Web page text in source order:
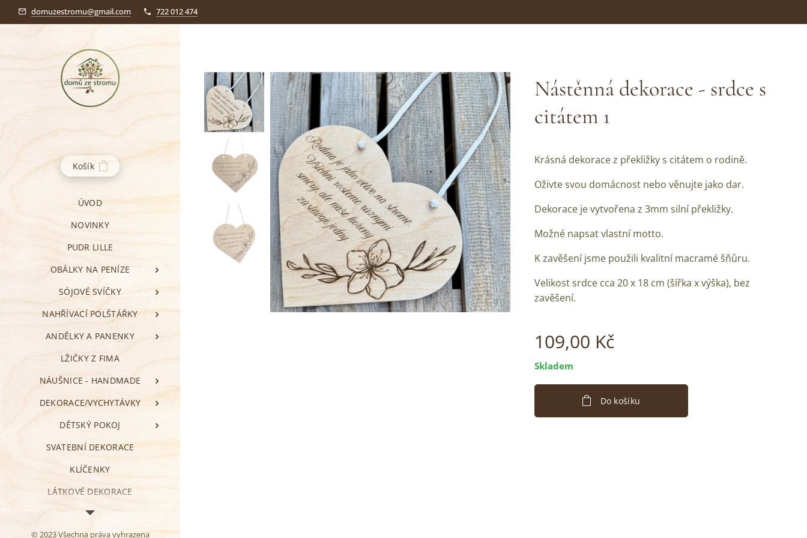
domuzestromu@gmail.com 722 012 474
Košík
ÚVOD
NOVINKY
PUDR LILLE
OBÁLKY NA PENÍZE
SÓJOVÉ SVÍČKY
NAHŘÍVACÍ POLŠTÁŘKY
ANDĚLKY A PANENKY
LŽIČKY Z FIMA
NÁUŠNICE - HANDMADE
DEKORACE/VYCHYTÁVKY
DĚTSKÝ POKOJ
SVATEBNÍ DEKORACE
KLÍČENKY
LÁTKOVÉ DEKORACE
VALENTÝN
Nástěnná dekorace - srdce s
citátem 1
Krásná dekorace z překližky s citátem o rodině.
Oživte svou domácnost nebo věnujte jako dar.
Dekorace je vytvořena z 3mm silní překližky.
Možné napsat vlastní motto.
K zavěšení jsme použili kvalitní macramé šňůru.
Velikost srdce cca 20 x 18 cm (šířka x výška), bez
zavěšení.
109,00 Kč
Skladem
Do košíku
© 2023 Všechna práva vyhrazena